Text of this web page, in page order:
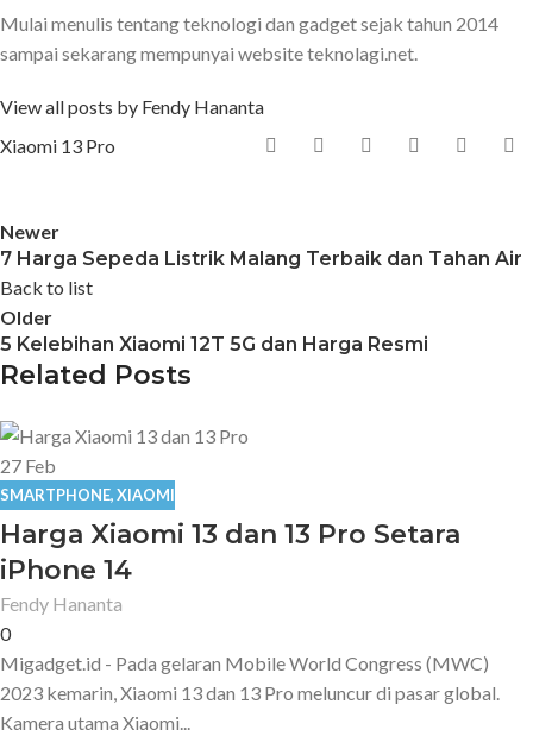
Mulai menulis tentang teknologi dan gadget sejak tahun 2014
sampai sekarang mempunyai website teknolagi.net.
View all posts by Fendy Hananta
Xiaomi 13 Pro
Newer
7 Harga Sepeda Listrik Malang Terbaik dan Tahan Air
Back to list
Older
5 Kelebihan Xiaomi 12T 5G dan Harga Resmi
Related Posts
27 Feb
SMARTPHONE,XIAOMI
Harga Xiaomi 13 dan 13 Pro Setara
iPhone 14
Fendy Hananta
0
Migadget.id - Pada gelaran Mobile World Congress (MWC)
2023 kemarin, Xiaomi 13 dan 13 Pro meluncur di pasar global.
Kamera utama Xiaomi...